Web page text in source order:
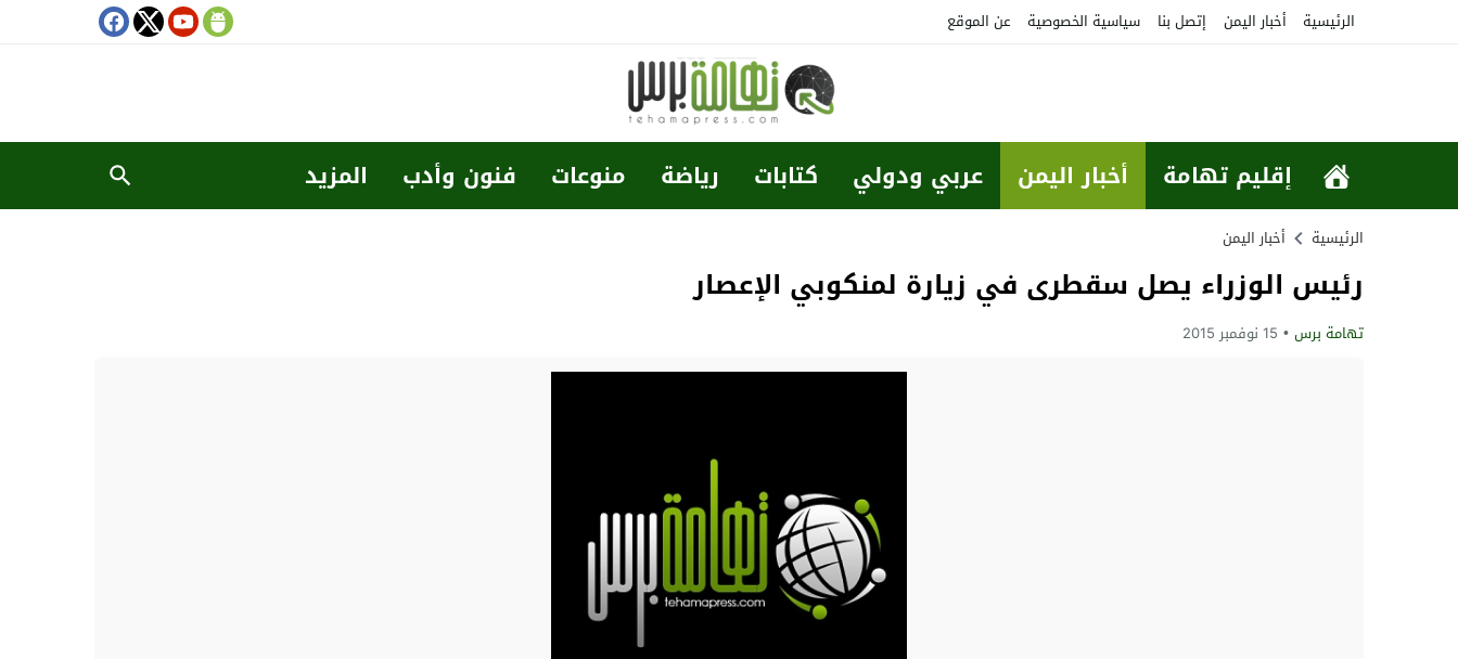
الرئيسية أخبار اليمن إتصل بنا سياسية الخصوصية عن الموقع
إقليم تهامة أخبار اليمن عربي ودولي كتابات رياضة منوعات فنون وأدب المزيد
الرئيسية أخبار اليمن
رئيس الوزراء يصل سقطرى في زيارة لمنكوبي الإعصار
تهامة برس 15 نوفمبر 2015